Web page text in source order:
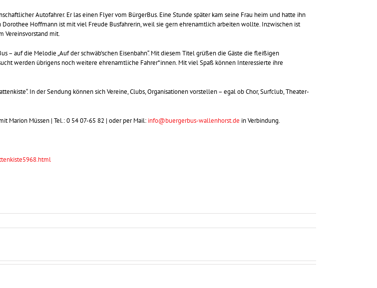
Autofahrer. Er las einen Flyer vom BürgerBus. Eine Stunde später kam seine Frau heim und hatte ihn
Hoffmann ist mit viel Freude Busfahrerin, weil sie gern ehrenamtlich arbeiten wollte. Inzwischen ist
Vereinsvorstand mit.
auf die Melodie „Auf der schwäb’schen Eisenbahn“. Mit diesem Titel grüßen die Gäste die fleißigen
werden übrigens noch weitere ehrenamtliche Fahrer*innen. Mit viel Spaß können Interessierte ihre
In der Sendung können sich Vereine, Clubs, Organisationen vorstellen – egal ob Chor, Surfclub, Theater-
Marion Müssen | Tel.: 0 54 07-65 82 | oder per Mail: info@buergerbus-wallenhorst.de in Verbindung.